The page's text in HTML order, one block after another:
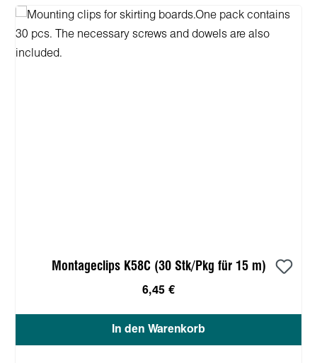
Montageclips K58C (30 Stk/Pkg für 15 m)
6,45 €
In den Warenkorb